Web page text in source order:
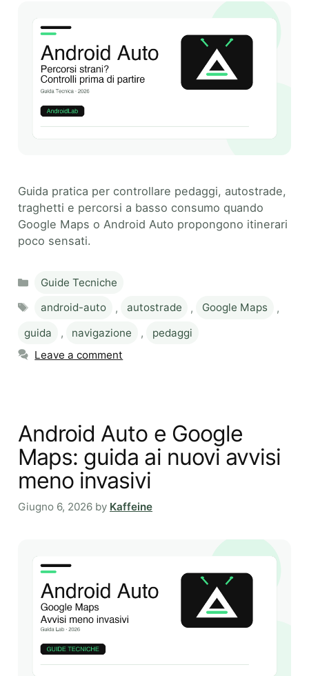
Guida pratica per controllare pedaggi, autostrade,
traghetti e percorsi a basso consumo quando
Google Maps o Android Auto propongono itinerari
poco sensati.
Categories
Guide Tecniche
Tags
android-auto , autostrade , Google Maps
,
guida
, navigazione ,
pedaggi
Leave a comment
Android Auto e Google
Maps: guida ai nuovi avvisi
meno invasivi
Giugno 6, 2026 by Kaffeine